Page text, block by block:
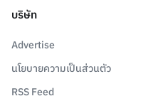
บริษัท
Advertise
นโยบายความเป็นส่วนตัว
RSS Feed